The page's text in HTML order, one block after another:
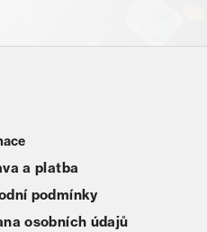
a platba
podmínky
osobních údajů